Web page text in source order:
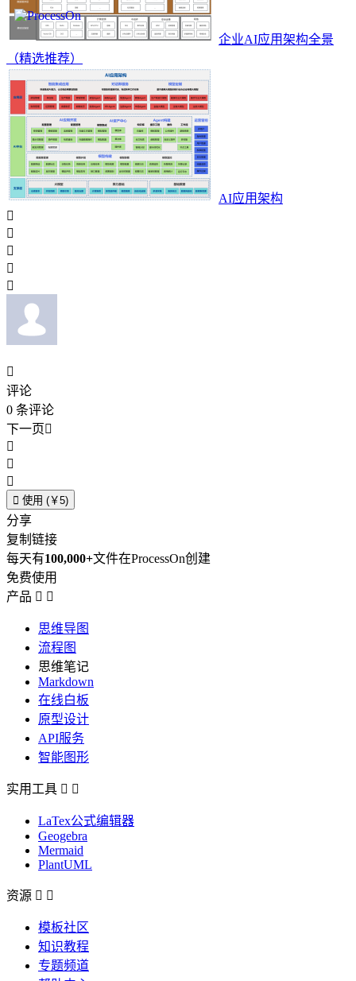
企业AI应用架构全景
（精选推荐）
AI应用架构






评论
0 条评论
下一页



 使用 (￥5)
分享
复制链接
每天有100,000+文件在ProcessOn创建
免费使用
产品  
思维导图
流程图
思维笔记
Markdown
在线白板
原型设计
API服务
智能图形
实用工具  
LaTex公式编辑器
Geogebra
Mermaid
PlantUML
资源  
模板社区
知识教程
专题频道